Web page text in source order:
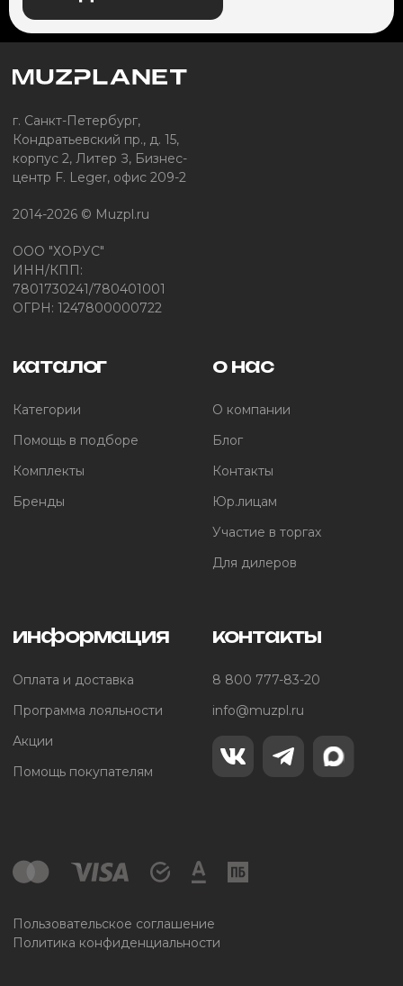
г. Санкт-Петербург,
Кондратьевский пр., д. 15,
корпус 2, Литер З, Бизнес-
центр F. Leger, офис 209-2
2014-2026 © Muzpl.ru
ООО "ХОРУС"
ИНН/КПП:
7801730241/780401001
ОГРН: 1247800000722
каталог
Категории
Помощь в подборе
Комплекты
Бренды
о нас
О компании
Блог
Контакты
Юр.лицам
Участие в торгах
Для дилеров
информация
Оплата и доставка
Программа лояльности
Акции
Помощь покупателям
контакты
8 800 777-83-20
info@muzpl.ru
Пользовательское соглашение
Политика конфиденциальности